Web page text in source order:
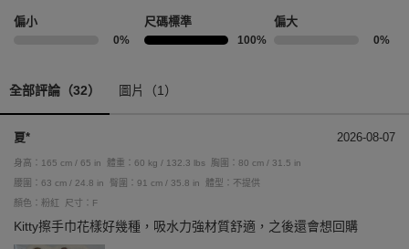
偏小
0%
尺碼標準
100%
偏大
0%
全部評論（32） 圖片（1）
夏* 2026-08-07
身高：165 cm / 65 in 體重：60 kg / 132.3 lbs
胸圍：80 cm / 31.5 in
腰圍：63 cm / 24.8 in
臀圍：91 cm / 35.8 in
體型：不提供
顏色：粉紅
尺寸：F
Kitty擦手巾花樣好幾種，吸水力強材質舒適，之後還會想回購